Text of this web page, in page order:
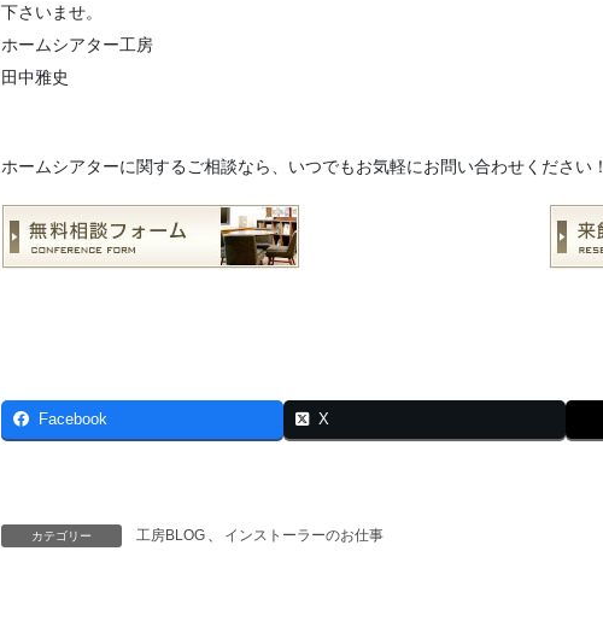
下さいませ。
ホームシアター工房
田中雅史
ホームシアターに関するご相談なら、いつでもお気軽にお問い合わせください！
Facebook X
カテゴリー 工房BLOG 、 インストーラーのお仕事